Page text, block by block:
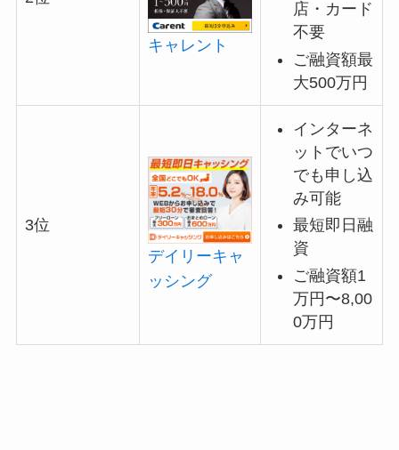
キャレント
店・カード
不要
ご融資額最
大500万円
3位
デイリーキャ
ッシング
インターネ
ットでいつ
でも申し込
み可能
最短即日融
資
ご融資額1
万円〜8,00
0万円